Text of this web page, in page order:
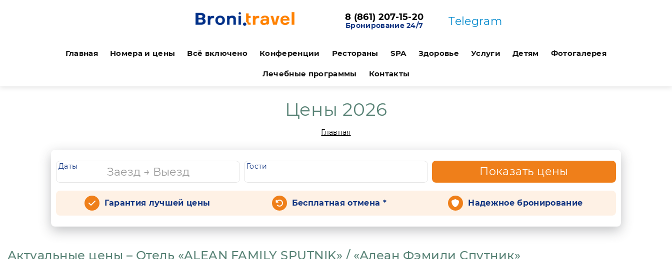
8 (861) 207-15-20
Бронирование 24/7 Telegram
Главная Номера и цены Всё включено Конференции Рестораны SPA Здоровье Услуги Детям Фотогалерея
Лечебные программы Контакты
Цены 2026
Главная
Даты Гости Показать цены
Гарантия лучшей цены Бесплатная отмена * Надежное бронирование
Актуальные цены – Отель «ALEAN FAMILY SPUTNIK» / «Алеан Фэмили Спутник»